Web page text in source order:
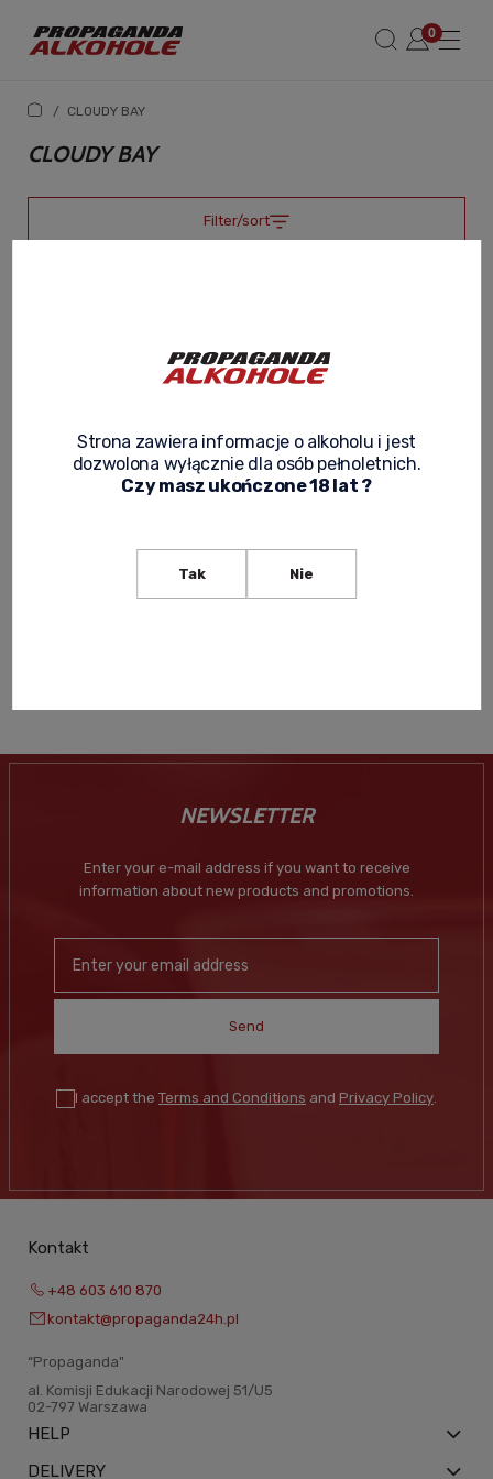
/ CLOUDY BAY
CLOUDY BAY
Filter/sort
139,00 zł
NEWSLETTER
Enter your e-mail address if you want to receive
information about new products and promotions.
Send
I accept the Terms and Conditions and Privacy Policy.
Strona zawiera informacje o alkoholu i jest
dozwolona wyłącznie dla osób pełnoletnich.
Czy masz ukończone 18 lat ?
Tak Nie
Kontakt
+48 603 610 870
kontakt@propaganda24h.pl
“Propaganda"
al. Komisji Edukacji Narodowej 51/U5
02-797 Warszawa
HELP
DELIVERY